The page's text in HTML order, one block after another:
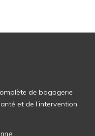
de bagagerie
et de l’intervention